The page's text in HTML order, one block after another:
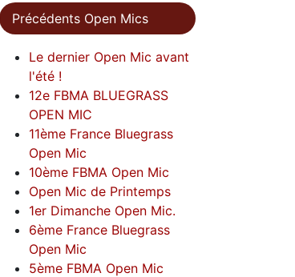
Précédents Open Mics
Le dernier Open Mic avant
l'été !
12e FBMA BLUEGRASS
OPEN MIC
11ème France Bluegrass
Open Mic
10ème FBMA Open Mic
Open Mic de Printemps
1er Dimanche Open Mic.
6ème France Bluegrass
Open Mic
5ème FBMA Open Mic